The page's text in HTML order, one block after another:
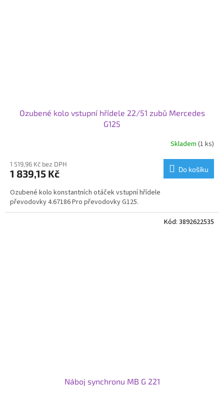
Ozubené kolo vstupní hřídele 22/51 zubů Mercedes
G125
Skladem (1 ks)
1 519,96 Kč bez DPH
1 839,15 Kč Do košíku
Ozubené kolo konstantních otáček vstupní hřídele
převodovky 4.67186 Pro převodovky G125.
Náboj synchronu MB G 221
Kód: 3892622535